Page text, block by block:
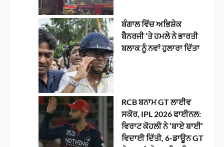
ਬੰਗਾਲ ਵਿੱਚ ਅਭਿਸ਼ੇਕ
ਬੈਨਰਜੀ ‘ਤੇ ਹਮਲੇ ਨੇ ਭਾਰਤੀ
ਬਲਾਕ ਨੂੰ ਨਵਾਂ ਹੁਲਾਰਾ ਦਿੱਤਾ
RCB ਬਨਾਮ GT ਲਾਈਵ
ਸਕੋਰ, IPL 2026 ਫਾਈਨਲ:
ਵਿਰਾਟ ਕੋਹਲੀ ਨੇ ‘ਬਾਏ ਬਾਈ’
ਵਿਦਾਈ ਦਿੱਤੀ, 6-ਡਾਊਨ GT